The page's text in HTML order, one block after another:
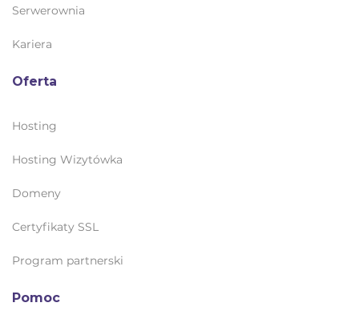
Serwerownia
Kariera
Oferta
Hosting
Hosting Wizytówka
Domeny
Certyfikaty SSL
Program partnerski
Pomoc